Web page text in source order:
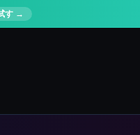
す →